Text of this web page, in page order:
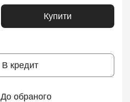
Купити
В кредит
До обраного